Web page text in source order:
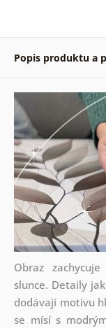
Popis produktu a
Obraz
slunce. Detaily
dodávají motivu
se mísí s